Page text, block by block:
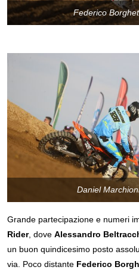
Federico
Daniel
Grande partecipazione e numeri
Rider, doveAlessandro
un buon quindicesimo posto
via. Poco distante Federico